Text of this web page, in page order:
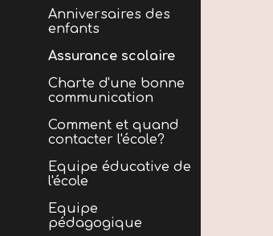
Anniversaires des
enfants
Assurance scolaire
Charte d'une bonne
communication
Comment et quand
contacter l'école?
Equipe éducative de
l'école
Équipe
pédagogique